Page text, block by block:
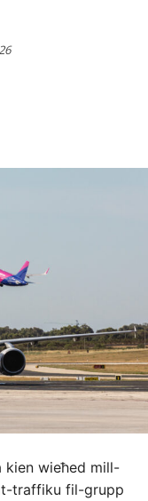
kien wieħed mill-
traffiku fil-grupp